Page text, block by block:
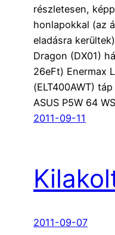
részletesen,
honlapokkal (az
eladásra
Dragon (DX01)
26eFt) Enermax
(ELT400AWT)
ASUS P5W 64
2011-09-11
2011-09-07